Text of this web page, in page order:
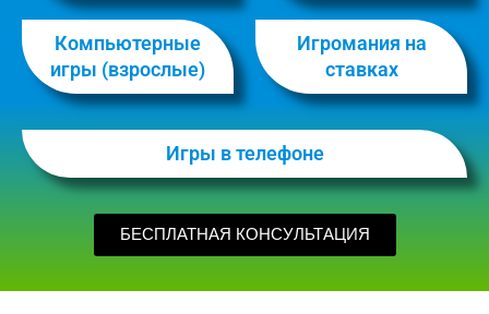
Компьютерные
игры (взрослые)
Игромания на
ставках
Игры в телефоне
БЕСПЛАТНАЯ КОНСУЛЬТАЦИЯ